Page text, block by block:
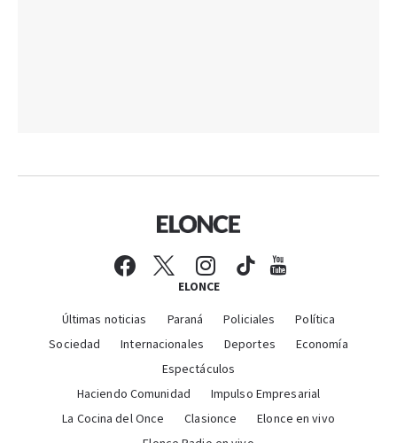
ELONCE
Últimas noticias Paraná Policiales
Política
Sociedad
Internacionales Deportes
Economía
Espectáculos
Haciendo Comunidad
Impulso Empresarial
La Cocina del Once
Clasionce
Elonce en vivo